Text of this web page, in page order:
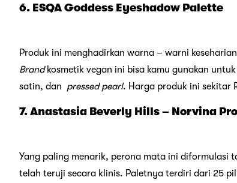
6. ESQA Goddess Eyeshadow Palette
Produk ini menghadirkan warna – warni
Brand kosmetik vegan ini bisa kamu gunakan
satin, dan pressed pearl. Harga produk ini sekitar
7. Anastasia Beverly Hills – Norvina
Yang paling menarik, perona mata ini diformulasi
telah teruji secara klinis. Paletnya terdiri dari 25